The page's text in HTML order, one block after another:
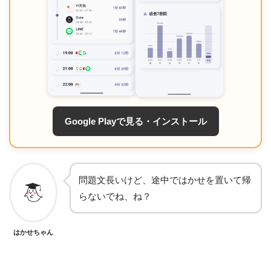
Google Playで見る・インストール
はかせちゃん
問題文長いけど、途中ではかせを置いて帰
らないでね、ね？